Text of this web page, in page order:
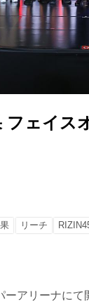
フェイス
リーチ
アリーナに